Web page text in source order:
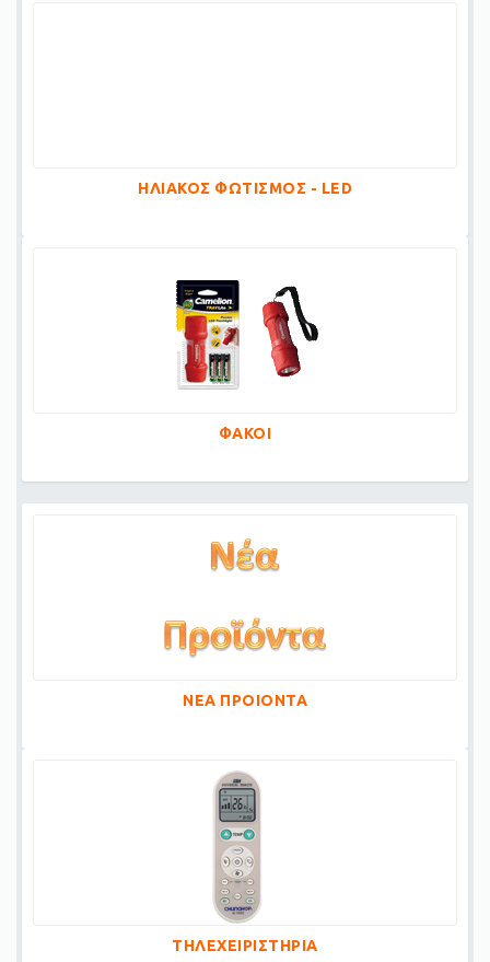
ΗΛΙΑΚΟΣ ΦΩΤΙΣΜΟΣ - LED
ΦΑΚΟΙ
ΝΕΑ ΠΡΟΙΟΝΤΑ
ΤΗΛΕΧΕΙΡΙΣΤΗΡΙΑ